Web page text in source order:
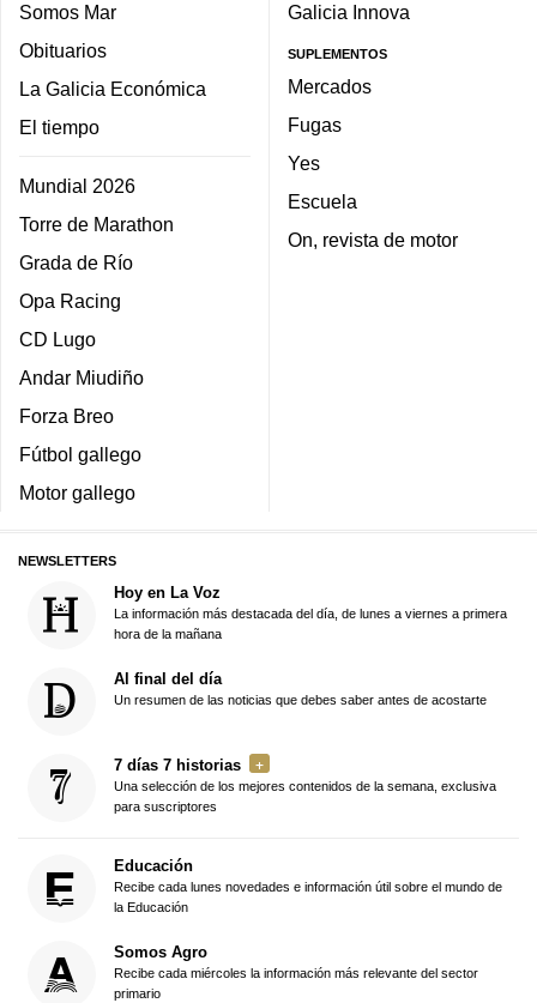
Somos Mar
Obituarios
La Galicia Económica
El tiempo
Mundial 2026
Torre de Marathon
Grada de Río
Opa Racing
CD Lugo
Andar Miudiño
Forza Breo
Fútbol gallego
Motor gallego
Galicia Innova
SUPLEMENTOS
Mercados
Fugas
Yes
Escuela
On, revista de motor
NEWSLETTERS
Hoy en La Voz
La información más destacada del día, de lunes a viernes a primera
hora de la mañana
Al final del día
Un resumen de las noticias que debes saber antes de acostarte
7 días 7 historias
Una selección de los mejores contenidos de la semana, exclusiva
para suscriptores
Educación
Recibe cada lunes novedades e información útil sobre el mundo de
la Educación
Somos Agro
Recibe cada miércoles la información más relevante del sector
primario